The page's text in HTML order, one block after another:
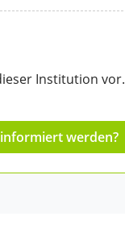
Institution vor.
werden?